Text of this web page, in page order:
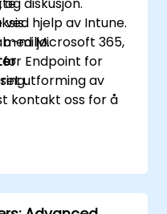
hjelp av Intune.
Microsoft 365,
for Endpoint for
miljø.
utforming av
kontakt oss for å